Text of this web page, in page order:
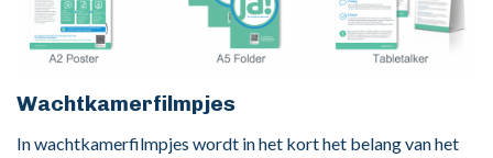
Wachtkamerfilmpjes
In wachtkamerfilmpjes wordt in het kort het belang van het